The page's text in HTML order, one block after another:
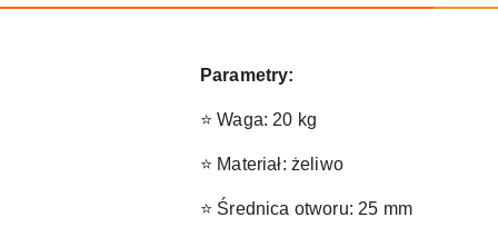
Parametry:
⭐ Waga: 20 kg
⭐ Materiał: żeliwo
⭐ Średnica otworu: 25 mm